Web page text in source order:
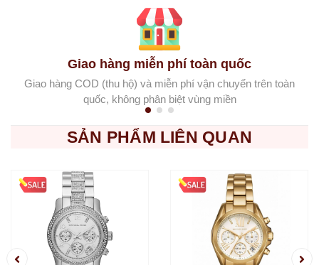
Giao hàng miễn phí toàn quốc
Giao hàng COD (thu hộ) và miễn phí vận chuyển trên toàn
quốc, không phân biệt vùng miền
SẢN PHẨM LIÊN QUAN